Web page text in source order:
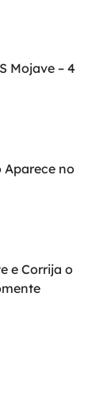
Mojave – 4
Aparece no
e Corrija o